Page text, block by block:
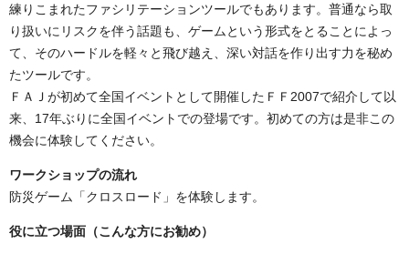
練りこまれたファシリテーションツールでもあります。普通なら取
り扱いにリスクを伴う話題も、ゲームという形式をとることによっ
て、そのハードルを軽々と飛び越え、深い対話を作り出す力を秘め
たツールです。
ＦＡＪが初めて全国イベントとして開催したＦＦ2007で紹介して以
来、17年ぶりに全国イベントでの登場です。初めての方は是非この
機会に体験してください。
ワークショップの流れ
防災ゲーム「クロスロード」を体験します。
役に立つ場面（こんな方にお勧め）